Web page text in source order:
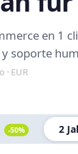
en 1
soporte
· EUR
-50% 2